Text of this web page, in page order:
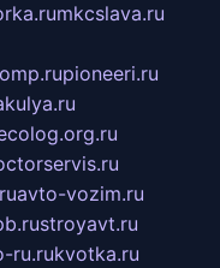
mkcslava.ru
pioneeri.ru
avto-vozim.ru
stroyavt.ru
ru.rukvotka.ru